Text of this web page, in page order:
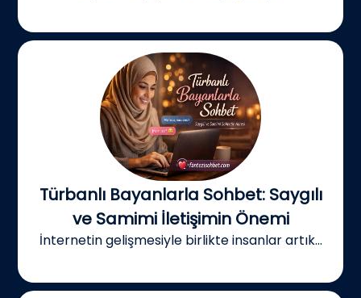
Türbanlı Bayanlarla Sohbet: Saygılı
ve Samimi İletişimin Önemi
İnternetin gelişmesiyle birlikte insanlar artık...